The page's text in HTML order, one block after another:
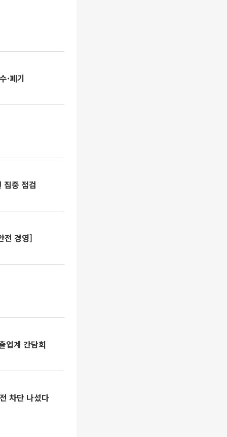
·폐기
중 점검
전 경영]
업계 간담회
차단 나섰다